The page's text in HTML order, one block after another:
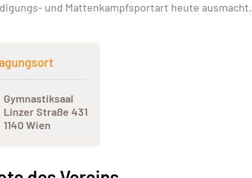
und Mattenkampfsportart heute ausmacht.
Gymnastiksaal
Linzer Straße 431
1140 Wien